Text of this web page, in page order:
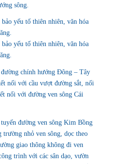
sông.
yếu tố thiên nhiên, văn hóa
yếu tố thiên nhiên, văn hóa
chính hướng Đông – Tây
nối với cầu vượt đường sắt, nối
nối với đường ven sông Cái
đường ven sông Kim Bồng
trường nhỏ ven sông, dọc theo
giao thông không đi ven
trình với các sân dạo, vườn